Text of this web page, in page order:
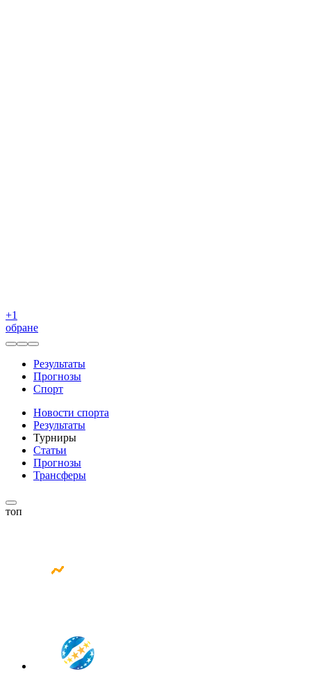
+1
обране
Результаты
Прогнозы
Спорт
Новости спорта
Результаты
Турниры
Статьи
Прогнозы
Трансферы
топ